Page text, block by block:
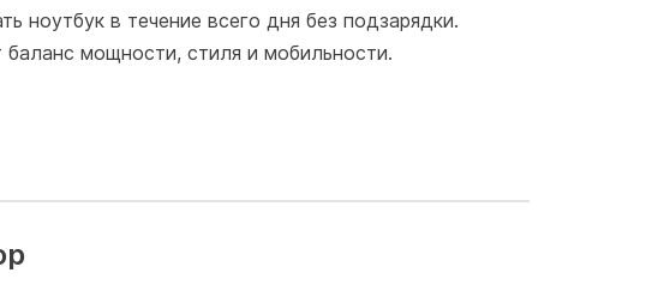
ноутбук в течение всего дня без подзарядки.
мощности, стиля и мобильности.